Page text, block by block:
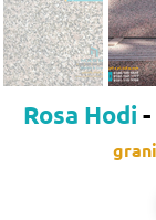
Rosa Hodi -